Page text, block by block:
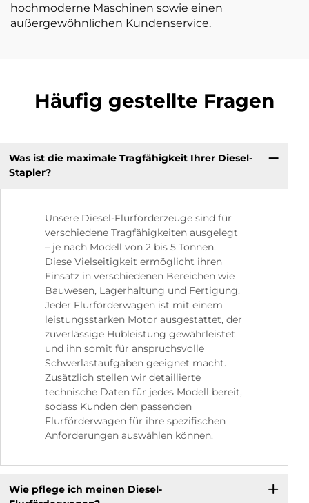
hochmoderne Maschinen sowie einen
außergewöhnlichen Kundenservice.
Häufig gestellte Fragen
Was ist die maximale Tragfähigkeit Ihrer Diesel-
Stapler?
Unsere Diesel-Flurförderzeuge sind für
verschiedene Tragfähigkeiten ausgelegt
– je nach Modell von 2 bis 5 Tonnen.
Diese Vielseitigkeit ermöglicht ihren
Einsatz in verschiedenen Bereichen wie
Bauwesen, Lagerhaltung und Fertigung.
Jeder Flurförderwagen ist mit einem
leistungsstarken Motor ausgestattet, der
zuverlässige Hubleistung gewährleistet
und ihn somit für anspruchsvolle
Schwerlastaufgaben geeignet macht.
Zusätzlich stellen wir detaillierte
technische Daten für jedes Modell bereit,
sodass Kunden den passenden
Flurförderwagen für ihre spezifischen
Anforderungen auswählen können.
Wie pflege ich meinen Diesel-